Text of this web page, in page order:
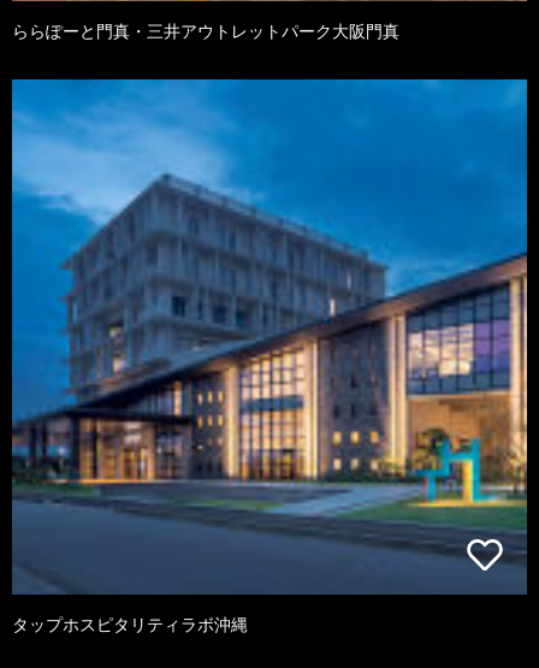
ららぽーと門真・三井アウトレットパーク大阪門真
タップホスピタリティラボ沖縄